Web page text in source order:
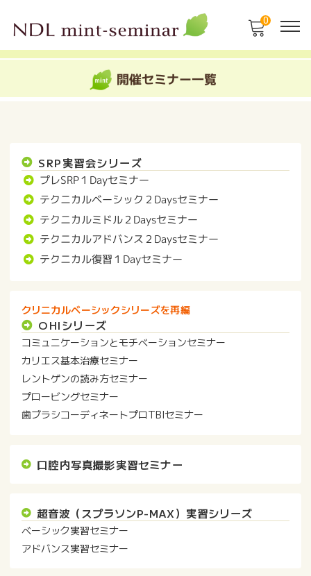
0
開催セミナー一覧
SRP実習会シリーズ
プレSRP１Dayセミナー
テクニカルベーシック２Daysセミナー
テクニカルミドル２Daysセミナー
テクニカルアドバンス２Daysセミナー
テクニカル復習１Dayセミナー
クリニカルベーシックシリーズを再編
OHIシリーズ
コミュニケーションとモチベーションセミナー
カリエス基本治療セミナー
レントゲンの読み方セミナー
プロービングセミナー
歯ブラシコーディネートプロTBIセミナー
口腔内写真撮影実習セミナー
超音波（スプラソンP-MAX）実習シリーズ
ベーシック実習セミナー
アドバンス実習セミナー